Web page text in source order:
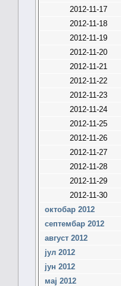
2012-11-17
2012-11-18
2012-11-19
2012-11-20
2012-11-21
2012-11-22
2012-11-23
2012-11-24
2012-11-25
2012-11-26
2012-11-27
2012-11-28
2012-11-29
2012-11-30
октобар 2012
септембар 2012
август 2012
јул 2012
јун 2012
мај 2012